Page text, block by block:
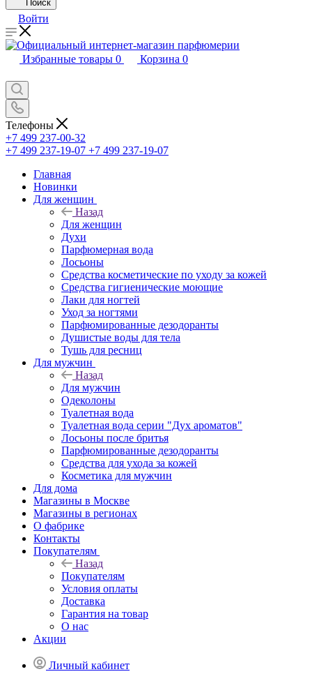
Поиск
Войти
Избранные товары 0 Корзина 0
Телефоны
+7 499 237-00-32
+7 499 237-19-07 +7 499 237-19-07
Главная
Новинки
Для женщин
Назад
Для женщин
Духи
Парфюмерная вода
Лосьоны
Средства косметические по уходу за кожей
Средства гигиенические моющие
Лаки для ногтей
Уход за ногтями
Парфюмированные дезодоранты
Душистые воды для тела
Тушь для ресниц
Для мужчин
Назад
Для мужчин
Одеколоны
Туалетная вода
Туалетная вода серии "Дух ароматов"
Лосьоны после бритья
Парфюмированные дезодоранты
Средства для ухода за кожей
Косметика для мужчин
Для дома
Магазины в Москве
Магазины в регионах
О фабрике
Контакты
Покупателям
Назад
Покупателям
Условия оплаты
Доставка
Гарантия на товар
О нас
Акции
Личный кабинет